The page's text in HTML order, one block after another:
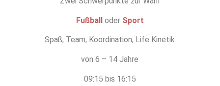
Fußballoder Sport
Spaß, Team, Koordination, Life Kinetik
von 6 – 14 Jahre
09:15 bis 16:15